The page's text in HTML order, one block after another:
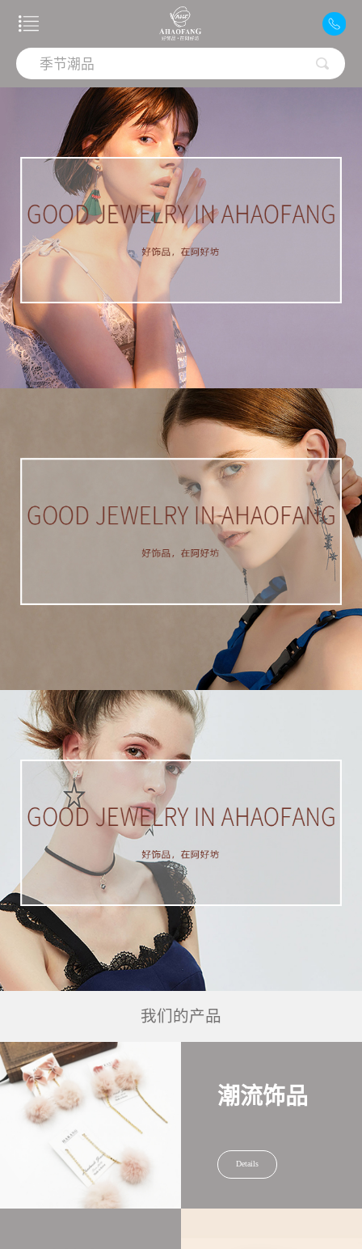
我们的产品
潮流饰品
Details